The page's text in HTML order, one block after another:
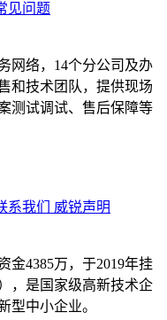
见问题
网络，14个分公司及办
和技术团队，提供现场
测试调试、售后保障等
系我们
威锐声明
金4385万，于2019年挂
，是国家级高新技术企
型中小企业。